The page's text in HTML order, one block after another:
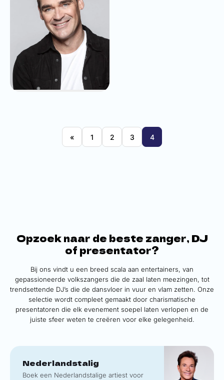
« 1 2 3 4
Opzoek naar de beste zanger, DJ
of presentator?
Bij ons vindt u een breed scala aan entertainers, van
gepassioneerde volkszangers die de zaal laten meezingen, tot
trendsettende DJ’s die de dansvloer in vuur en vlam zetten. Onze
selectie wordt compleet gemaakt door charismatische
presentatoren die elk evenement soepel laten verlopen en de
juiste sfeer weten te creëren voor elke gelegenheid.
Nederlandstalig
Boek een Nederlandstalige artiest voor